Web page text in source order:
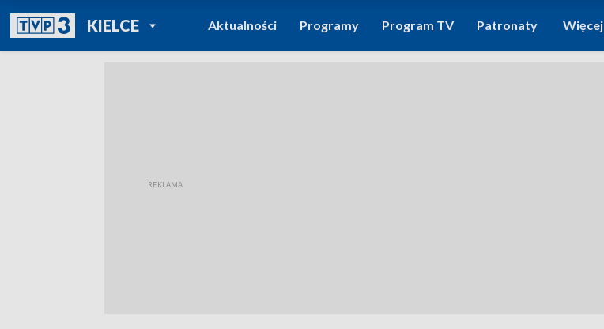
KIELCEPOWRÓT DO
TVP REGIONY
Aktualności Programy Program TV Patronaty Więcej